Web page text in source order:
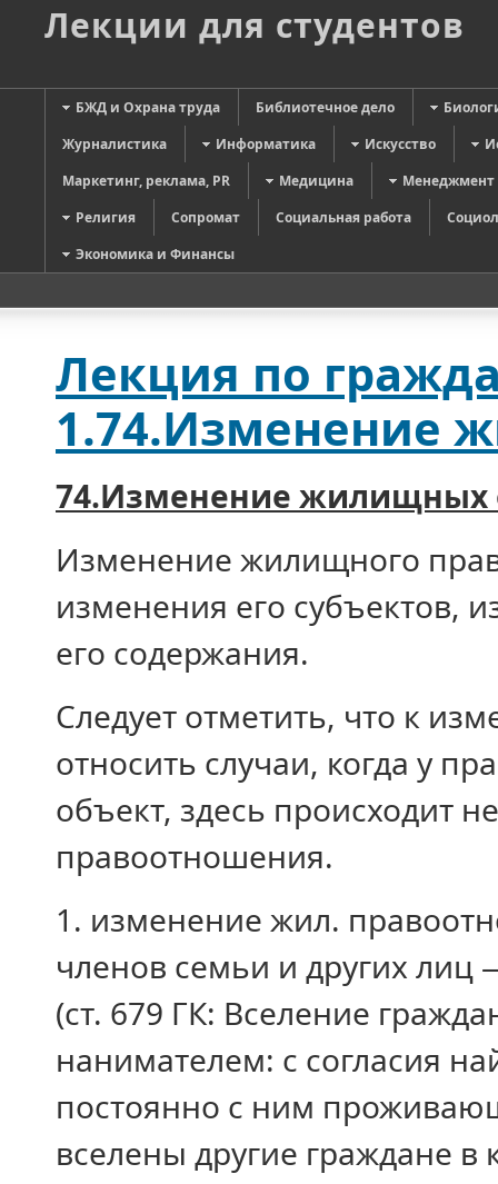
Лекции для студентов
БЖД и Охрана труда Библиотечное дело
Журналистика
Информатика Искусство
Маркетинг, реклама, PR
Медицина
Менеджмент
Религия
Сопромат Социальная работа
Экономика и Финансы
Лекция по
1.74.Изменение
74.Изменение жилищных
Изменение жилищного
изменения его субъектов,
его содержания.
Следует отметить, что к
относить случаи, когда у
объект, здесь происходит
правоотношения.
1. изменение жил.
членов семьи и других лиц
(ст. 679 ГК: Вселение
нанимателем: с согласия
постоянно с ним
вселены другие граждане